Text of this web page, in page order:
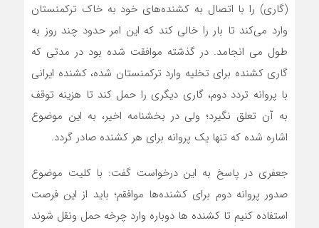
(گاری) را با اتصال به کشنده‌های خود به خاک ترکمنستان
وارد می‌کند تا بار را خالی کند که این امر حدود چند روز به
طول می انجامد. در گذشته موافقت شده بود در مدتی که
گاری کشنده برای تخلیه وارد ترکمنستان شده، کشنده ایرانی
با پروانه تردد دوم، گاری دیگری را حمل کند تا هزینه توقف
به آن تعلق نگیرد؛ ولی در بخشنامه اخیر، به این موضوع
اشاره شده که تنها یک پروانه برای هر کشنده صادر گردد.
جعفری در پاسخ به این درخواست گفت: با کلیت موضوع
صدور پروانه دوم برای کشنده‌ها موافقم؛ باید از این فرصت
استفاده کنیم تا کشنده ها دوباره وارد چرخه حمل ونقل شوند